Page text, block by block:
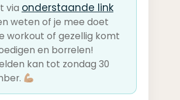
via onderstaande link
weten of je mee doet
workout of gezellig komt
en borrelen!
kan tot zondag 30